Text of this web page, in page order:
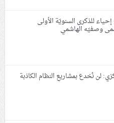
للذكرى السنويّة الأولى
وصفيّه الهاشمي
لن نُخدع بمشاريع النظام الكاذبة